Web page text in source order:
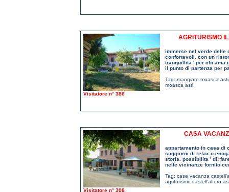
Visitatore n° 386
AGRITURISMO
immerse nel verde delle
confortevoli. con un
tranquillita ' per chi ama
il punto di partenza per
Tag: mangiare moasca asti
moasca asti
Visitatore n° 308
CASA
appartamento in casa di
soggiorni di relax o
storia. possibilita ' di:
nelle vicinanze fornito
Tag: case vacanza
agriturismo castell'alfero